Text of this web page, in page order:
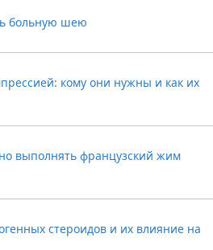
больную шею
кому они нужны и как их
выполнять французский жим
стероидов и их влияние на